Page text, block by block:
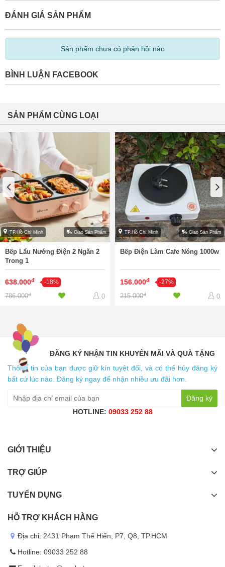
ĐÁNH GIÁ SẢN PHẨM
Sản phẩm chưa có phản hồi nào
BÌNH LUẬN FACEBOOK
SẢN PHẨM CÙNG LOẠI
TP.Hồ Chí Minh Giao Sản Phẩm
Bếp Lẩu Nướng Điện 2 Ngăn 2
Trong 1
638.000đ -18%
786.000đ 0
TP.Hồ Chí Minh Giao Sản Phẩm
Bếp Điện Làm Cafe Nóng 1000w
156.000đ -27%
215.000đ 0
ĐĂNG KÝ NHẬN TIN KHUYẾN MÃI VÀ QUÀ TẶNG
Thông tin của bạn được giữ kín tuyệt đối, và có thể hủy đăng ký
bất cứ lúc nào. Đăng ký ngay để nhận nhiều ưu đãi hơn.
Đăng ký
HOTLINE: 09033 252 88
GIỚI THIỆU
TRỢ GIÚP
TUYỂN DỤNG
HỖ TRỢ KHÁCH HÀNG
Địa chỉ: 2431 Phạm Thế Hiển, P7, Q8, TP.HCM
Hotline: 09033 252 88